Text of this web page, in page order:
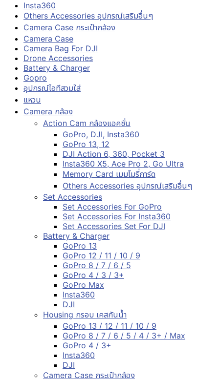
Insta360
Others Accessories อุปกรณ์เสริมอื่นๆ
Camera Case กระเป๋ากล้อง
Camera Case
Camera Bag For DJI
Drone Accessories
Battery & Charger
Gopro
อุปกรณ์ไอทีสวมใส่
แหวน
Camera กล้อง
Action Cam กล้องแอคชั่น
GoPro, DJI, Insta360
GoPro 13, 12
DJI Action 6, 360, Pocket 3
Insta360 X5, Ace Pro 2, Go Ultra
Memory Card เมมโมรี่การ์ด
Others Accessories อุปกรณ์เสริมอื่นๆ
Set Accessories
Set Accessories For GoPro
Set Accessories For Insta360
Set Accessories Set For DJI
Battery & Charger
GoPro 13
GoPro 12 / 11 / 10 / 9
GoPro 8 / 7 / 6 / 5
GoPro 4 / 3 / 3+
GoPro Max
Insta360
DJI
Housing กรอบ เคสกันน้ำ
GoPro 13 / 12 / 11 / 10 / 9
GoPro 8 / 7 / 6 / 5 / 4 / 3+ / Max
GoPro 4 / 3+
Insta360
DJI
Camera Case กระเป๋ากล้อง